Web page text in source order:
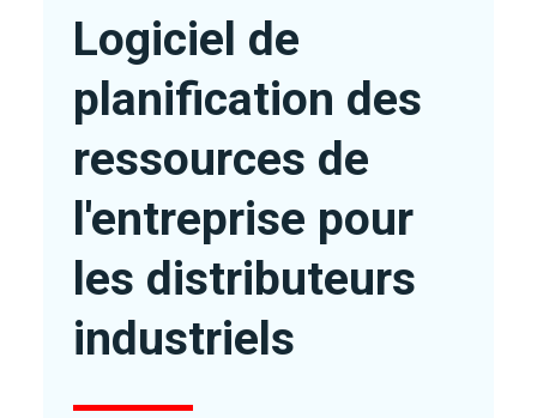
Logiciel de
planification des
ressources de
l'entreprise pour
les distributeurs
industriels